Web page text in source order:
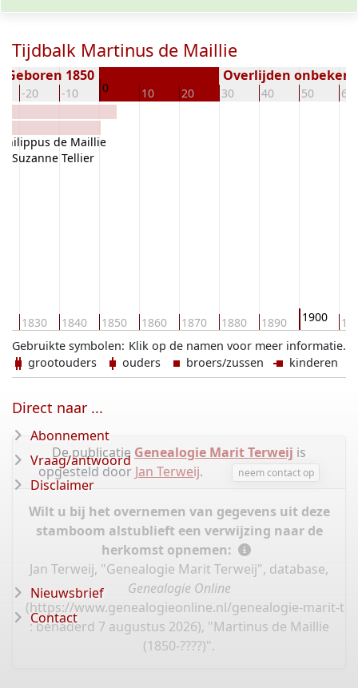
Tijdbalk Martinus de Maillie
-20 -10 0 10 20 30 40 50 60
Geboren 1850 Overlijden
1830 1840 1850 1860 1870 1880 1890 1900
Philippus de Maillie
Suzanne Tellier
Klik op de namen voor meer informatie.
Gebruikte symbolen:
grootouders
ouders broers/zussen kinderen
De publicatie Genealogie Marit Terweij is
opgesteld door Jan Terweij. neem contact op
Wilt u bij het overnemen van gegevens uit deze
stamboom alstublieft een verwijzing naar de
herkomst opnemen:
Jan Terweij, "Genealogie Marit Terweij", database,
Genealogie Online
(https://www.genealogieonline.nl/genealogie-marit-
: benaderd 7 augustus 2026), "Martinus de Maillie
(1850-????)".
Direct naar ...
Abonnement
Vraag/antwoord
Disclaimer
Nieuwsbrief
Contact